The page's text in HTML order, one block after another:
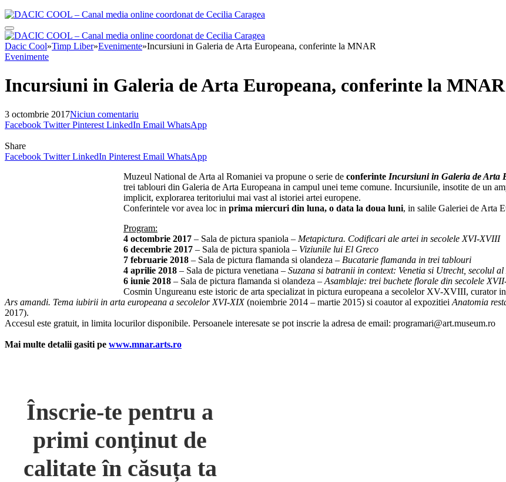
Dacic Cool»Timp Liber»Evenimente»Incursiuni in Galeria de Arta Europeana, conferinte la MNAR
Evenimente
Incursiuni in Galeria de Arta Europeana, conferinte la MNAR
3 octombrie 2017Niciun comentariu
Facebook Twitter Pinterest LinkedIn Email WhatsApp
Share
Facebook Twitter LinkedIn Pinterest Email WhatsApp
Muzeul National de Arta al Romaniei va propune o serie de conferinte Incursiuni in Galeria de Arta
trei tablouri din Galeria de Arta Europeana in campul unei teme comune. Incursiunile, insotite de un
implicit, explorarea teritoriului mai vast al istoriei artei europene.
Conferintele vor avea loc in prima miercuri din luna, o data la doua luni, in salile Galeriei de Arta
Program:
4 octombrie 2017 – Sala de pictura spaniola – Metapictura. Codificari ale artei in secolele XVI-XVIII
6 decembrie 2017 – Sala de pictura spaniola – Viziunile lui El Greco
7 februarie 2018 – Sala de pictura flamanda si olandeza – Bucatarie flamanda in trei tablouri
4 aprilie 2018 – Sala de pictura venetiana – Suzana si batranii in context: Venetia si Utrecht, secolul
6 iunie 2018 – Sala de pictura flamanda si olandeza – Asamblaje: trei buchete florale din secolele
Cosmin Ungureanu este istoric de arta specializat in pictura europeana a secolelor XV-XVIII,
Ars amandi. Tema iubirii in arta europeana a secolelor XVI-XIX(noiembrie 2014 – martie 2015) si coautor al expozitiei Anatomia
2017).
Accesul este gratuit, in limita locurilor disponibile. Persoanele interesate se pot inscrie la adresa de email: programari@art.museum.ro
Mai multe detalii gasiti pe www.mnar.arts.ro
Înscrie-te pentru a
primi conținut de
calitate în căsuța ta